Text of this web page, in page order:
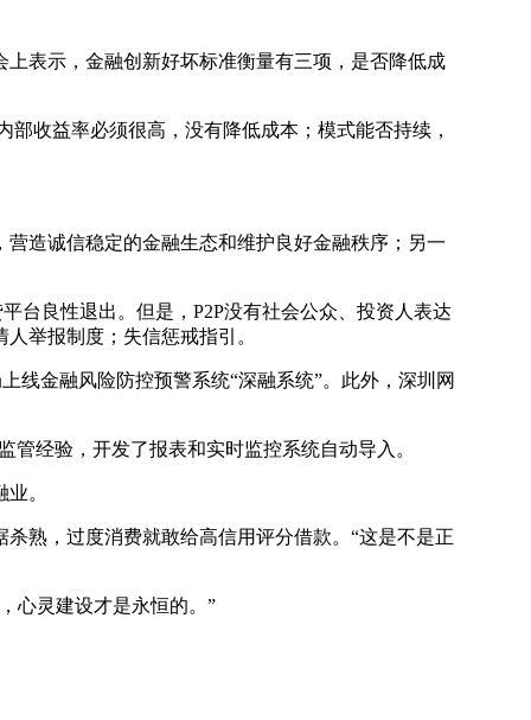
上表示，金融创新好坏标准衡量有三项，是否降低成
收益率必须很高，没有降低成本；模式能否持续，
造诚信稳定的金融生态和维护良好金融秩序；另一
台良性退出。但是，P2P没有社会公众、投资人表达
举报制度；失信惩戒指引。
线金融风险防控预警系统“深融系统”。此外，深圳网
经验，开发了报表和实时监控系统自动导入。
。
熟，过度消费就敢给高信用评分借款。“这是不是正
心灵建设才是永恒的。”